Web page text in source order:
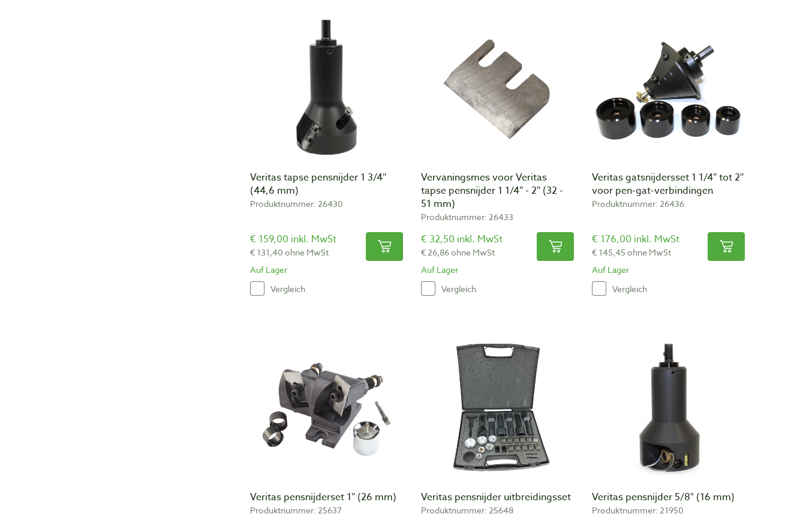
Veritas tapse pensnijder 1 3/4″
(44,6 mm)
Produktnummer: 26430
€ 159,00 inkl. MwSt
€ 131,40 ohne MwSt
Auf Lager
Vergleich
Vervaningsmes voor Veritas
tapse pensnijder 1 1/4″ - 2″ (32 -
51 mm)
Produktnummer: 26433
€ 32,50 inkl. MwSt
€ 26,86 ohne MwSt
Auf Lager
Vergleich
Veritas gatsnijdersset 1 1/4″ tot 2″
voor pen-gat-verbindingen
Produktnummer: 26436
€ 176,00 inkl. MwSt
€ 145,45 ohne MwSt
Auf Lager
Vergleich
Veritas pensnijderset 1″ (26 mm)
Produktnummer: 25637
Veritas pensnijder uitbreidingsset
Produktnummer: 25648
Veritas pensnijder 5/8" (16 mm)
Produktnummer: 21950